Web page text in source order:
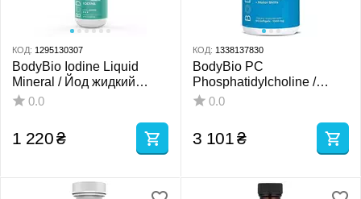
КОД: 1295130307
BodyBio Iodine Liquid
Mineral / Йод жидкий
минерал 60 мл
0.0
1 220₴
КОД: 1338137830
BodyBio PC
Phosphatidylcholine /
Фосфатидилхолин 60
0.0
3 101₴